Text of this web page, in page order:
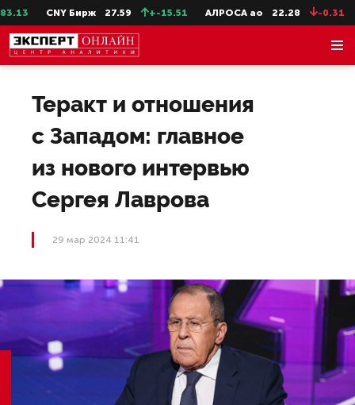
CNY Бирж 27.59 +-15.51 АЛРОСА ао 22.28 -0.31
Теракт и отношения
с Западом: главное
из нового интервью
Сергея Лаврова
29 мар 2024 11:41